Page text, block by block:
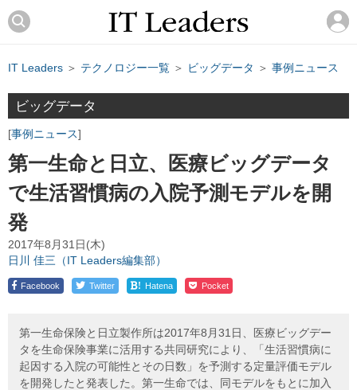
IT Leaders ＞ テクノロジー一覧 ＞ ビッグデータ ＞ 事例ニュース
ビッグデータ
事例ニュース
第一生命と日立、医療ビッグデータ
で生活習慣病の入院予測モデルを開
発
2017年8月31日(木)
日川 佳三（IT Leaders編集部）
Facebook Twitter ! Hatena Pocket
第一生命保険と日立製作所は2017年8月31日、医療ビッグデー
タを生命保険事業に活用する共同研究により、「生活習慣病に
起因する入院の可能性とその日数」を予測する定量評価モデル
を開発したと発表した。第一生命では、同モデルをもとに加入